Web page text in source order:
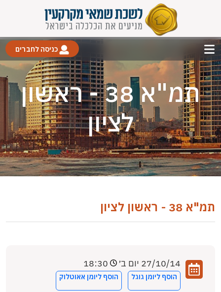
כניסה לחברים
תמ"א 38 - ראשון
לציון
תמ"א 38 - ראשון לציון
27/10/14 יום ב׳
הוסף ליומן גוגל הוסף ליומן אאוטלוק